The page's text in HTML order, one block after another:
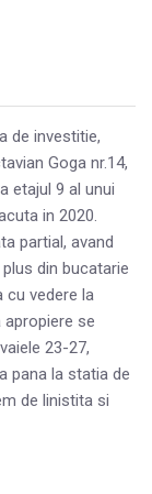
de investitie,
Goga nr.14,
etajul 9 al unui
in 2020.
partial, avand
din bucatarie
vedere la
apropiere se
23-27,
pana la statia de
de linistita si